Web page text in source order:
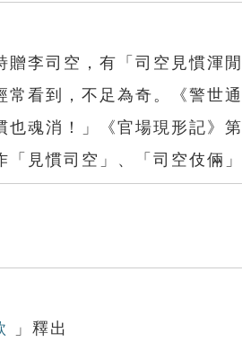
贈李司空，有「司空見慣渾
看到，不足為奇。《警世
也魂消！」《官場現形記》
「見慣司空」、「司空伎倆
」釋出